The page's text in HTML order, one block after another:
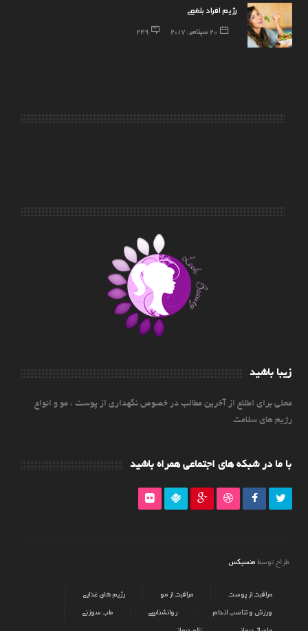
رژیم افراد بلغمی
20 سپتامبر, 2017 249
زیبا باشید
محلی برای اطلاع از آخرین مطالب در خصوص نگهداری از پوست ، مو و انواع
رژیم های سلامت
با ما در شبکه های اجتماعی همراه باشید
طراح توسط منسیکس
مراقبت از پوست مراقبت از مو
رژیم های غذایی
ورزش و تناسب اندام
روانشناسی
طب سوزنی